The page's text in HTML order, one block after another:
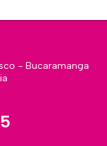
- Bucaramanga